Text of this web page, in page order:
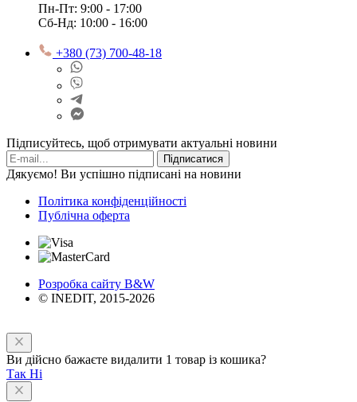
Пн-Пт: 9:00 - 17:00
Сб-Нд: 10:00 - 16:00
+380 (73) 700-48-18
Підписуйтесь, щоб отримувати актуальні новини
Підписатися
Дякуємо! Ви успішно підписані на новини
Політика конфіденційності
Публічна оферта
Розробка сайту B&W
© INEDIT, 2015-2026
Ви дійсно бажаєте видалити 1 товар із кошика?
Так Ні